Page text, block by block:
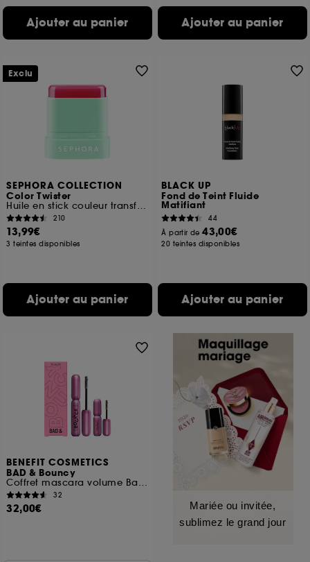
Ajouter au panier Ajouter au panier
SEPHORA COLLECTION
Color Twister
Huile en stick couleur transformative
210
13,99€
3 teintes disponibles
Ajouter au panier
Exclu
BLACK UP
Fond de Teint Fluide
Matifiant
44
À partir de43,00€
20 teintes disponibles
Ajouter au panier
BENEFIT COSMETICS
BAD & Bouncy
Coffret mascara volume Badgal Bounce avec un mini gratuit
32
32,00€
Mariée ou invitée,
sublimez le grand jour